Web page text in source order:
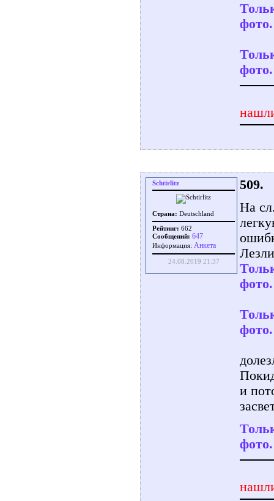
фото.
фото.
Schtirlitz
Страна: Deutschland
Рейтинг: 662
Сообщений: 647
Информация: Aнкета
24.08.2019 21:37
509.
На
фото.
фото.
и
фото.